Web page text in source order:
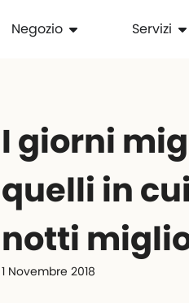
Negozio Servizi
I giorni
quelli in
notti
1 Novembre 2018